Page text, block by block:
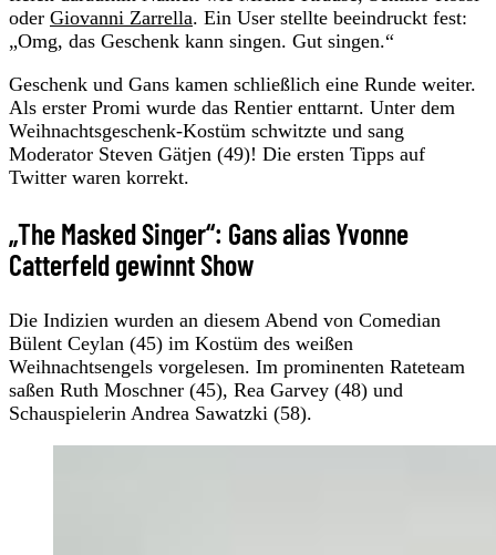
oder Giovanni Zarrella. Ein User stellte beeindruckt fest:
„Omg, das Geschenk kann singen. Gut singen.“
Geschenk und Gans kamen schließlich eine Runde weiter.
Als erster Promi wurde das Rentier enttarnt. Unter dem
Weihnachtsgeschenk-Kostüm schwitzte und sang
Moderator Steven Gätjen (49)! Die ersten Tipps auf
Twitter waren korrekt.
„The Masked Singer“: Gans alias Yvonne
Catterfeld gewinnt Show
Die Indizien wurden an diesem Abend von Comedian
Bülent Ceylan (45) im Kostüm des weißen
Weihnachtsengels vorgelesen. Im prominenten Rateteam
saßen Ruth Moschner (45), Rea Garvey (48) und
Schauspielerin Andrea Sawatzki (58).